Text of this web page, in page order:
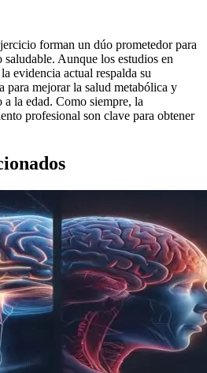
forman un dúo prometedor para
Aunque los estudios en
evidencia actual respalda su
para mejorar la salud metabólica y
a la edad. Como siempre, la
profesional son clave para obtener